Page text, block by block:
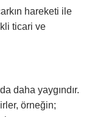
hareketi ile
ticari ve
daha yaygındır.
örneğin;